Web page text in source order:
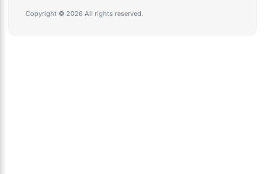
Copyright © 2026 All rights reserved.